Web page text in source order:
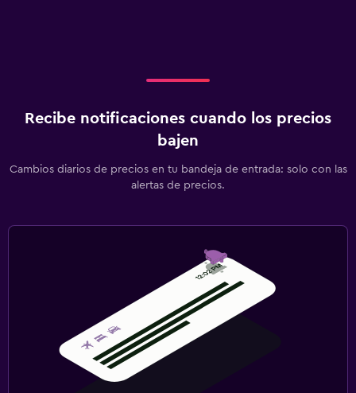
Recibe notificaciones cuando los precios
bajen
Cambios diarios de precios en tu bandeja de entrada: solo con las
alertas de precios.